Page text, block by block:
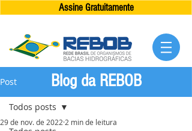
Assine Gratuitamente
Post
Todos posts
29 de nov. de 2022 2 min de leitura
Blog da REBOB